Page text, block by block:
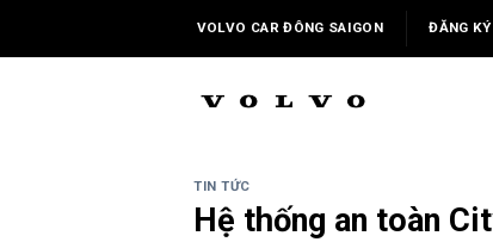
VOLVO CAR ĐÔNG SAIGON ĐĂNG
TIN TỨC
Hệ thống an toàn